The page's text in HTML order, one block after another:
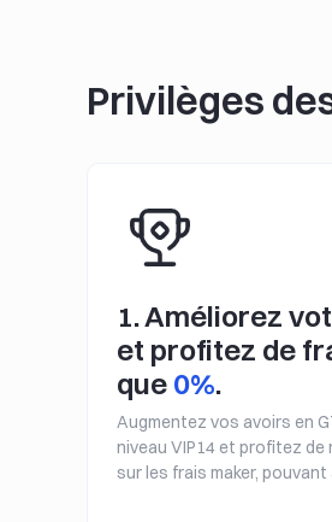
Privilèges
1. Améliorez
et profitez de
que 0%.
Augmentez vos avoirs en
niveau VIP14 et profitez
sur les frais maker, pouvant